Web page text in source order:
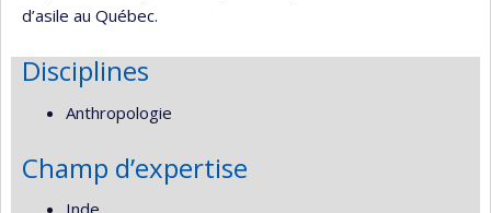
d’asile au Québec.
Disciplines
Anthropologie
Champ d’expertise
Inde